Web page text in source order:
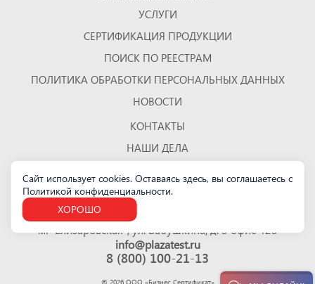
УСЛУГИ
СЕРТИФИКАЦИЯ ПРОДУКЦИИ
ПОИСК ПО РЕЕСТРАМ
ПОЛИТИКА ОБРАБОТКИ ПЕРСОНАЛЬНЫХ ДАННЫХ
НОВОСТИ
КОНТАКТЫ
НАШИ ДЕЛА
КАРТА САЙТА
Санкт-Петербург
м. "Елизаровская", ул. Бабушкина, д. 3 офис 423
info@plazatest.ru
8 (800) 100-21-13
© 2026ООО «Бизнес Cертификат»
Сайт использует cookies. Оставаясь здесь, вы соглашаетесь с
Политикой конфиденциальности.
ХОРОШО